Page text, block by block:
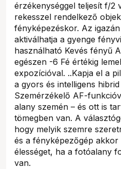
érzékenységgel teljesít f/2
rekesszel rendelkező
fényképezéskor. Az
aktiválhatja a gyenge
használható Kevés fényű
egészen -6 Fé értékig
expozícióval. ..Kapja el a
a gyors és intelligens
Szemérzékelő AF-
alany szemén – és ott is
tömegben van. A
hogy melyik szemre
és a fényképezőgép akkor
élességet, ha a fotóalany
van.